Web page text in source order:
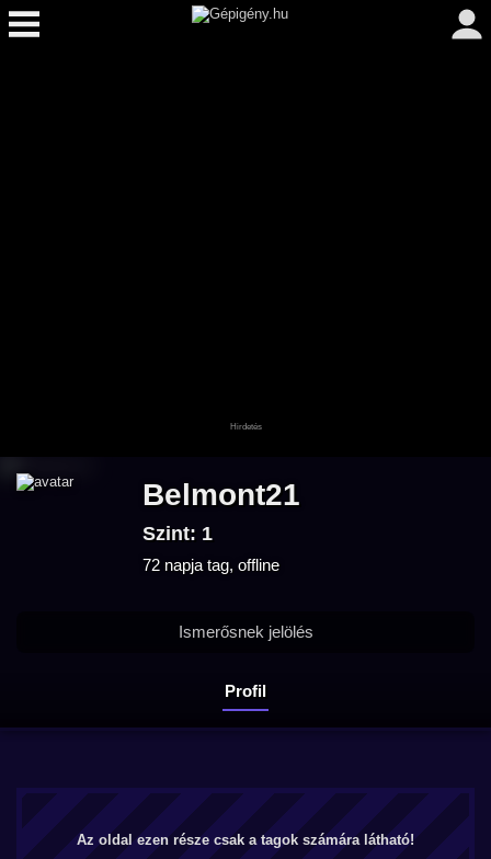
Belmont21
Szint: 1
72 napja tag, offline
Profil
Ismerősnek jelölés
Az oldal ezen része csak a tagok számára látható!